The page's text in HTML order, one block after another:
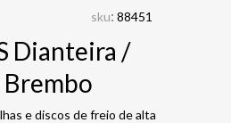
sku: 88451
Dianteira /
Brembo
e discos de freio de alta